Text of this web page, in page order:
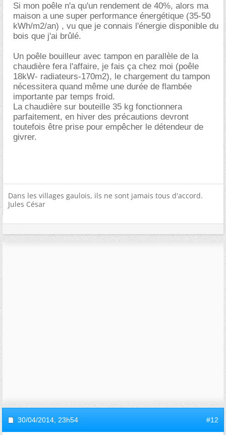
Si mon poêle n'a qu'un rendement de 40%, alors ma
maison a une super performance énergétique (35-50
kWh/m2/an) , vu que je connais l'énergie disponible du
bois que j'ai brûlé.
Un poêle bouilleur avec tampon en parallèle de la
chaudière fera l'affaire, je fais ça chez moi (poêle
18kW- radiateurs-170m2), le chargement du tampon
nécessitera quand même une durée de flambée
importante par temps froid.
La chaudière sur bouteille 35 kg fonctionnera
parfaitement, en hiver des précautions devront
toutefois être prise pour empêcher le détendeur de
givrer.
Dans les villages gaulois, ils ne sont jamais tous d'accord.
Jules César
30/04/2014, 23h54 #12